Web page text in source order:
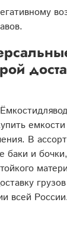
В
баки и
всей России.